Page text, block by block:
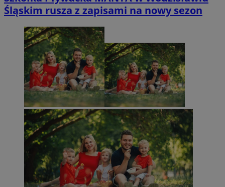
Śląskim rusza z zapisami na nowy sezon